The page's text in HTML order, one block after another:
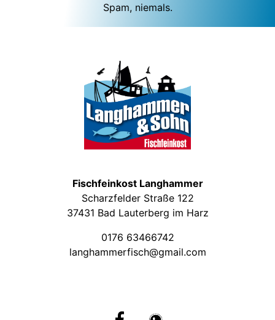
Spam, niemals.
Fischfeinkost Langhammer
Scharzfelder Straße 122
37431 Bad Lauterberg im Harz
0176 63466742
langhammerfisch@gmail.com